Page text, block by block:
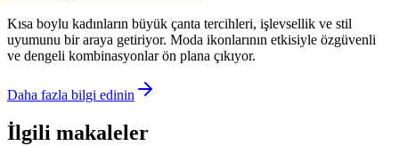
Kısa boylu kadınların büyük çanta tercihleri, işlevsellik ve stil
uyumunu bir araya getiriyor. Moda ikonlarının etkisiyle özgüvenli
ve dengeli kombinasyonlar ön plana çıkıyor.
Daha fazla bilgi edinin
İlgili makaleler